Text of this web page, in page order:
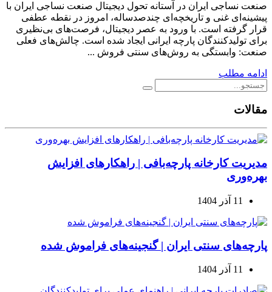
صنعت نساجی ایران در آستانه تحول دیجیتال صنعت نساجی ایران با
پیشینه‌ای غنی و تاریخچه‌ای چندصدساله، امروز در نقطه عطفی
قرار گرفته است. با ورود به عصر دیجیتال، فرصت‌های بی‌نظیری
برای تولیدکنندگان پارچه ایرانی ایجاد شده است. چالش‌های فعلی
صنعت: وابستگی به روش‌های سنتی فروش ...
ادامه مطلب
مقالات
مدیریت کارخانه پارچه‌بافی | راهکارهای افزایش
بهره‌وری
11 آذر 1404
پارچه‌های سنتی ایران | گنجینه‌های فراموش شده
11 آذر 1404